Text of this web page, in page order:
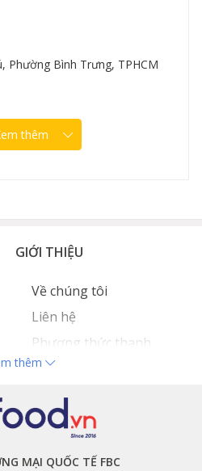
Nga bao nhiêu
được bán tại Gofood với
bò Nga ở đâu?
bò Nga chất lượng, chính
thống cửa hàng thực phẩm
cửa hàng tại Hà Nội và Hồ
Phường Bình Trưng, TPHCM
thêm
GIỚI THIỆU
Về chúng tôi
Liên hệ
Phương thức thanh
toán
Tuyển dụng
THEO DÕI NGAY
thêm
MẠI QUỐC TẾ FBC